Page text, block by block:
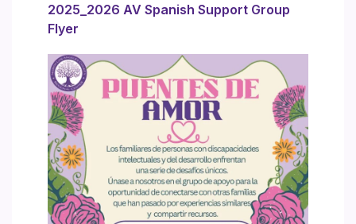
2025_2026 AV Spanish Support Group
Flyer